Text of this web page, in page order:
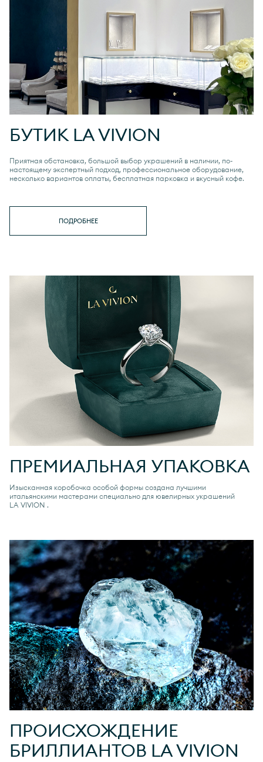
БУТИК LA VIVION
Приятная обстановка, большой выбор украшений в наличии, по-
настоящему экспертный подход, профессиональное оборудование,
несколько вариантов оплаты, бесплатная парковка и вкусный кофе.
ПОДРОБНЕЕ
ПРЕМИАЛЬНАЯ УПАКОВКА
Изысканная коробочка особой формы создана лучшими
итальянскими мастерами специально для ювелирных украшений
LA VIVION .
ПРОИСХОЖДЕНИЕ
БРИЛЛИАНТОВ LA VIVION